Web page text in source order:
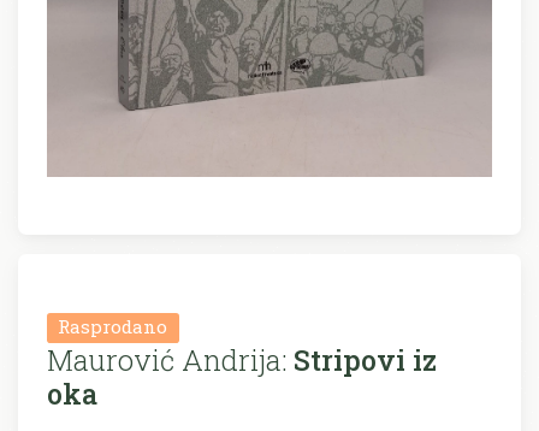
Rasprodano
Maurović Andrija: Stripovi iz
oka